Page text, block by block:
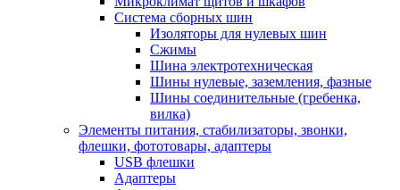
Система сборных шин
Изоляторы для нулевых шин
Сжимы
Шина электротехническая
Шины нулевые, заземления, фазные
Шины соединительные (гребенка,
вилка)
Элементы питания, стабилизаторы, звонки,
флешки, фототовары, адаптеры
USB флешки
Адаптеры